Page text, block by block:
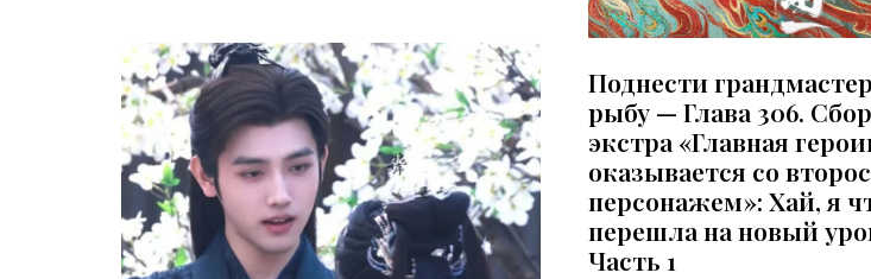
Поднести
рыбу — Глава 306.
экстра «Главная
оказывается со
персонажем»: Хай, я
перешла на новый
Часть 1